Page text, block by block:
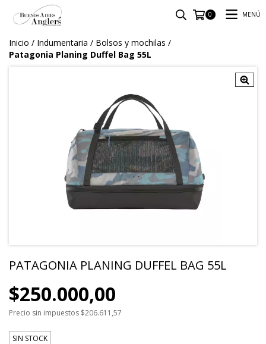
0 MENÚ
Inicio / Indumentaria / Bolsos y mochilas /
Patagonia Planing Duffel Bag 55L
PATAGONIA PLANING DUFFEL BAG 55L
$250.000,00
Precio sin impuestos $206.611,57
SIN STOCK